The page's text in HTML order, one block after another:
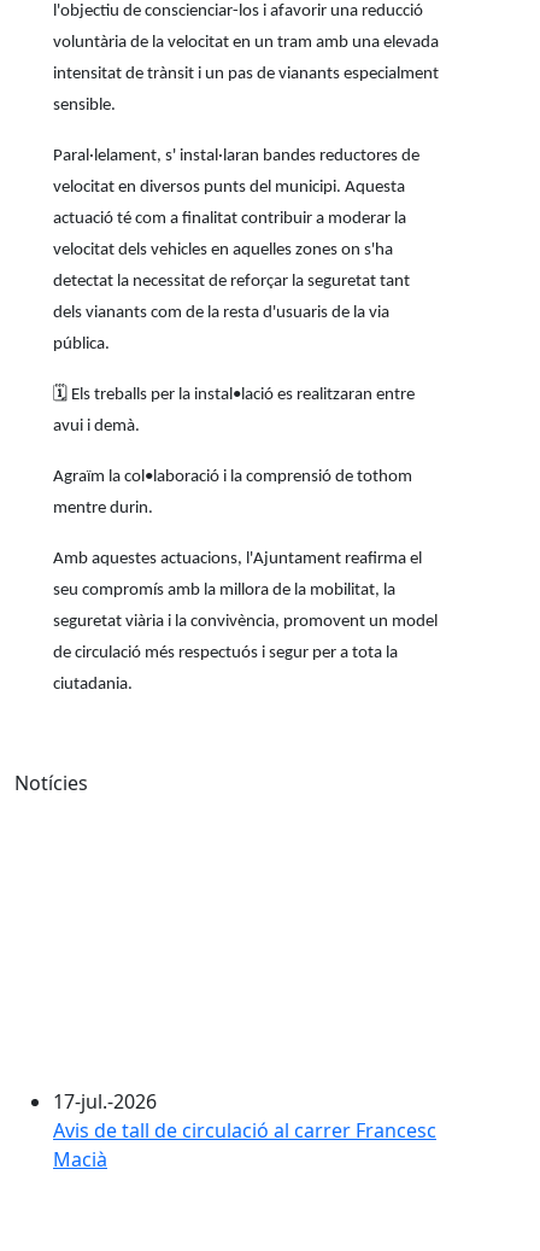
l'objectiu de conscienciar-los i afavorir una reducció
voluntària de la velocitat en un tram amb una elevada
intensitat de trànsit i un pas de vianants especialment
sensible.
Paral·lelament, s' instal·laran bandes reductores de
velocitat en diversos punts del municipi. Aquesta
actuació té com a finalitat contribuir a moderar la
velocitat dels vehicles en aquelles zones on s'ha
detectat la necessitat de reforçar la seguretat tant
dels vianants com de la resta d'usuaris de la via
pública.
🗓 ️ Els treballs per la instal•lació es realitzaran entre
avui i demà.
Agraïm la col•laboració i la comprensió de tothom
mentre durin.
Amb aquestes actuacions, l'Ajuntament reafirma el
seu compromís amb la millora de la mobilitat, la
seguretat viària i la convivència, promovent un model
de circulació més respectuós i segur per a tota la
ciutadania.
Notícies
17-jul.-2026
Avis de tall de circulació al carrer Francesc
Macià